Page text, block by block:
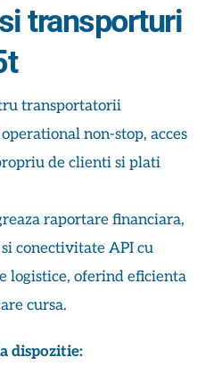
transporturi
transportatorii
non-stop, acces
de clienti si plati
raportare financiara,
conectivitate API cu
logistice, oferind eficienta
cursa.
dispozitie: